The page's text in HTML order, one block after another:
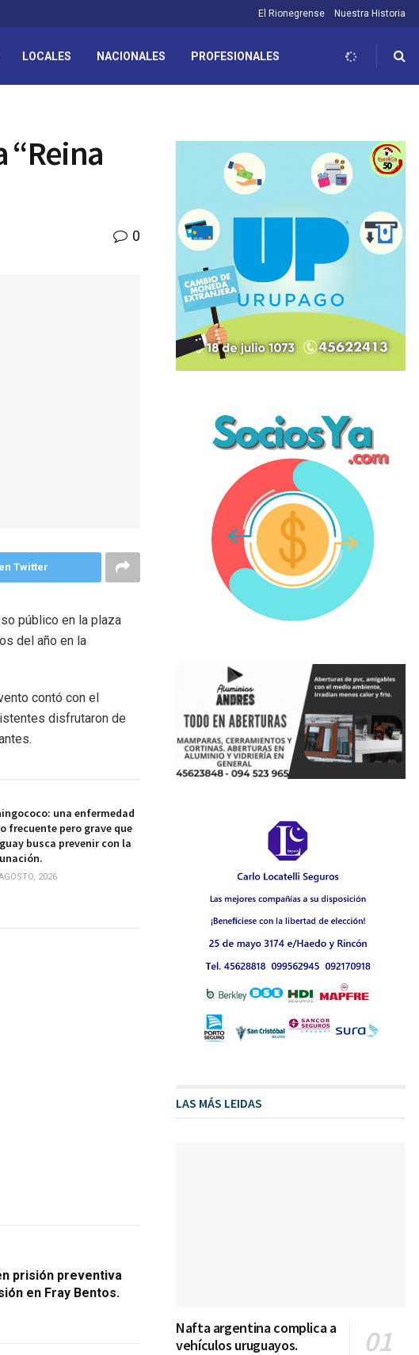
El Rionegrense Nuestra Historia
LOCALES NACIONALES PROFESIONALES
“Reina
0
Twitter
público en la plaza
del año en la
contó con el
disfrutaron de
una enfermedad
frecuente pero grave que
busca prevenir con la
2026
prisión preventiva
en Fray Bentos.
LAS MÁS LEIDAS
Nafta argentina complica a
vehículos uruguayos.